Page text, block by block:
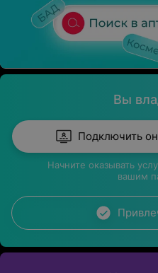
Вы
Подключить
Начните оказывать
вашим